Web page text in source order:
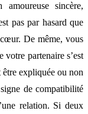
sincère,
pas par hasard que
De même, vous
votre partenaire s’est
expliquée ou non
de compatibilité
relation. Si deux